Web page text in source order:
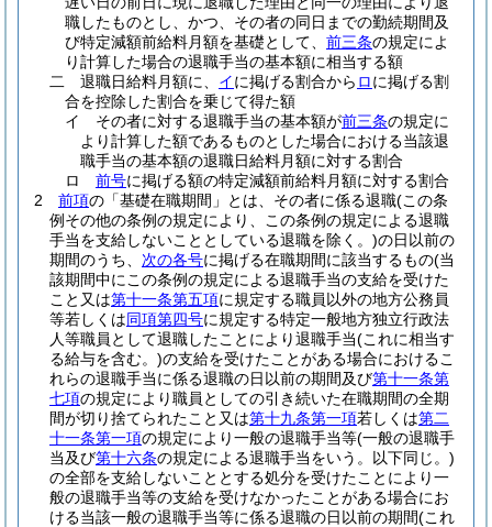
職したものとし、かつ、その者の同日までの勤続期間及
び特定減額前給料月額を基礎として、 前三条の規定によ
り計算した場合の退職手当の基本額に相当する額
二
退職日給料月額に、 イに掲げる割合から ロに掲げる割
合を控除した割合を乗じて得た額
イ
その者に対する退職手当の基本額が前三条の規定に
より計算した額であるものとした場合における当該退
職手当の基本額の退職日給料月額に対する割合
ロ
前号に掲げる額の特定減額前給料月額に対する割合
2
前項の「基礎在職期間」とは、その者に係る退職(この条
例その他の条例の規定により、この条例の規定による退職
手当を支給しないこととしている退職を除く。)の日以前の
期間のうち、 次の各号に掲げる在職期間に該当するもの(当
該期間中にこの条例の規定による退職手当の支給を受けた
こと又は第十一条第五項に規定する職員以外の地方公務員
等若しくは同項第四号に規定する特定一般地方独立行政法
人等職員として退職したことにより退職手当(これに相当す
る給与を含む。)の支給を受けたことがある場合におけるこ
れらの退職手当に係る退職の日以前の期間及び第十一条第
七項の規定により職員としての引き続いた在職期間の全期
間が切り捨てられたこと又は第十九条第一項若しくは第二
十一条第一項の規定により一般の退職手当等(一般の退職手
当及び第十六条の規定による退職手当をいう。以下同じ。)
の全部を支給しないこととする処分を受けたことにより一
般の退職手当等の支給を受けなかったことがある場合にお
ける当該一般の退職手当等に係る退職の日以前の期間(これ